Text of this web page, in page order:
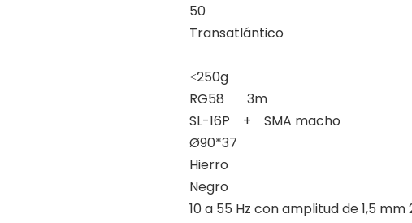
50
Transatlántico
≤250g
RG58 3m
SL-16P + SMA macho
Ø90*37
Hierro
Negro
10 a 55 Hz con amplitud de 1,5 mm